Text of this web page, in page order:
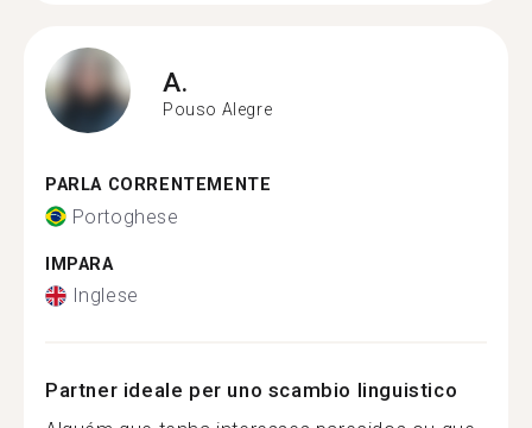
A.
Pouso Alegre
PARLA CORRENTEMENTE
Portoghese
IMPARA
Inglese
Partner ideale per uno scambio linguistico